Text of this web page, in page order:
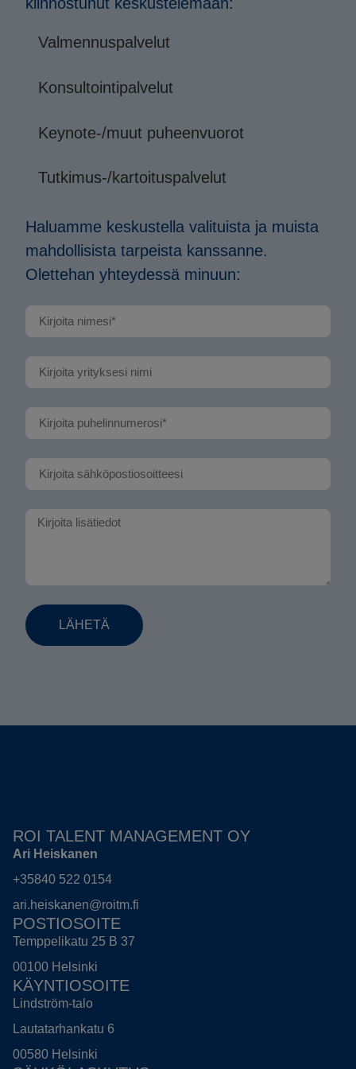
Valmennuspalvelut
Konsultointipalvelut
Keynote-/muut puheenvuorot
Tutkimus-/kartoituspalvelut
Haluamme keskustella valituista ja muista
mahdollisista tarpeista kanssanne.
Olettehan yhteydessä minuun:
LÄHETÄ
ROI TALENT MANAGEMENT OY
Ari Heiskanen
+35840 522 0154
ari.heiskanen@roitm.fi
POSTIOSOITE
Temppelikatu 25 B 37
00100 Helsinki
KÄYNTIOSOITE
Lindström-talo
Lautatarhankatu 6
00580 Helsinki